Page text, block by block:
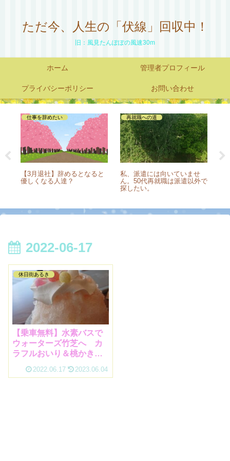
ただ今、人生の「伏線」回収中！
旧：風見たんぽぽの風速30m
ホーム 管理者プロフィール
プライバシーポリシー お問い合わせ
仕事を辞めたい
【3月退社】辞めるとなると
優しくなる人達？
再就職への道
私、派遣には向いていませ
ん。50代再就職は派遣以外で
探したい。
2022-06-17
休日街あるき
【乗車無料】水素バスで
ウォーターズ竹芝へ カ
ラフルおいり＆桃かき氷
2022.06.17 2023.06.04